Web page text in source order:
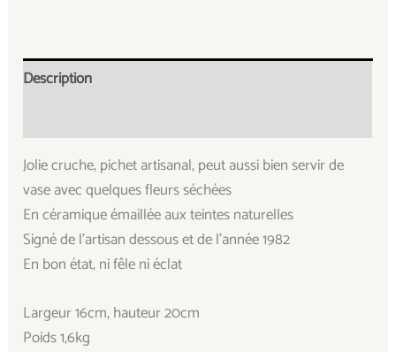
Description
Jolie cruche, pichet artisanal, peut aussi bien servir de
vase avec quelques fleurs séchées
En céramique émaillée aux teintes naturelles
Signé de l’artisan dessous et de l’année 1982
En bon état, ni fêle ni éclat
Largeur 16cm, hauteur 20cm
Poids 1,6kg